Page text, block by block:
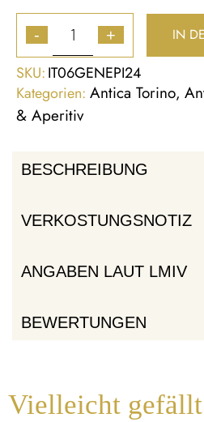
- + IN
SKU:IT06GENEPI24
Kategorien: Antica Torino,
& Aperitiv
BESCHREIBUNG
VERKOSTUNGSNOTIZ
ANGABEN LAUT LMIV
BEWERTUNGEN
Vielleicht